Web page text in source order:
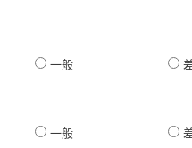
一般
一般